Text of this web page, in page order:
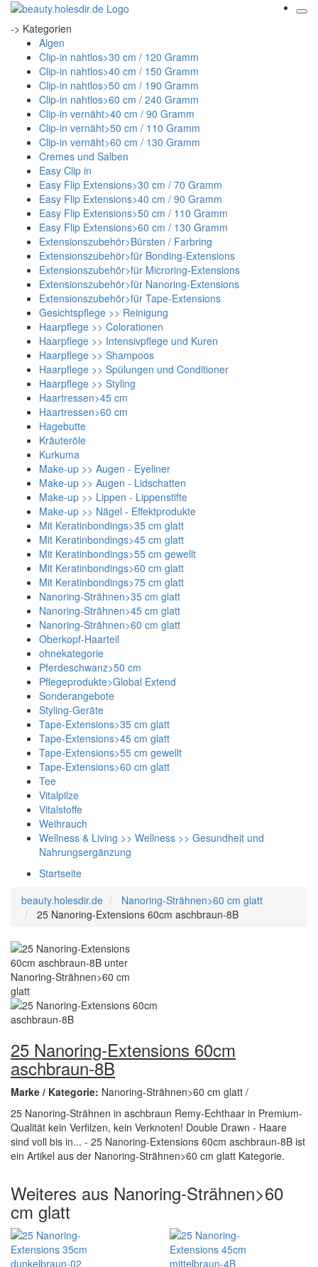
-> Kategorien
Algen
Clip-in nahtlos>30 cm / 120 Gramm
Clip-in nahtlos>40 cm / 150 Gramm
Clip-in nahtlos>50 cm / 190 Gramm
Clip-in nahtlos>60 cm / 240 Gramm
Clip-in vernäht>40 cm / 90 Gramm
Clip-in vernäht>50 cm / 110 Gramm
Clip-in vernäht>60 cm / 130 Gramm
Cremes und Salben
Easy Clip in
Easy Flip Extensions>30 cm / 70 Gramm
Easy Flip Extensions>40 cm / 90 Gramm
Easy Flip Extensions>50 cm / 110 Gramm
Easy Flip Extensions>60 cm / 130 Gramm
Extensionszubehör>Bürsten / Farbring
Extensionszubehör>für Bonding-Extensions
Extensionszubehör>für Microring-Extensions
Extensionszubehör>für Nanoring-Extensions
Extensionszubehör>für Tape-Extensions
Gesichtspflege >> Reinigung
Haarpflege >> Colorationen
Haarpflege >> Intensivpflege und Kuren
Haarpflege >> Shampoos
Haarpflege >> Spülungen und Conditioner
Haarpflege >> Styling
Haartressen>45 cm
Haartressen>60 cm
Hagebutte
Kräuteröle
Kurkuma
Make-up >> Augen - Eyeliner
Make-up >> Augen - Lidschatten
Make-up >> Lippen - Lippenstifte
Make-up >> Nägel - Effektprodukte
Mit Keratinbondings>35 cm glatt
Mit Keratinbondings>45 cm glatt
Mit Keratinbondings>55 cm gewellt
Mit Keratinbondings>60 cm glatt
Mit Keratinbondings>75 cm glatt
Nanoring-Strähnen>35 cm glatt
Nanoring-Strähnen>45 cm glatt
Nanoring-Strähnen>60 cm glatt
Oberkopf-Haarteil
ohnekategorie
Pferdeschwanz>50 cm
Pflegeprodukte>Global Extend
Sonderangebote
Styling-Geräte
Tape-Extensions>35 cm glatt
Tape-Extensions>45 cm glatt
Tape-Extensions>55 cm gewellt
Tape-Extensions>60 cm glatt
Tee
Vitalpilze
Vitalstoffe
Weihrauch
Wellness & Living >> Wellness >> Gesundheit und
Nahrungsergänzung
Startseite
beauty.holesdir.de
Nanoring-Strähnen>60 cm glatt
25 Nanoring-Extensions 60cm aschbraun-8B
25 Nanoring-Extensions 60cm
aschbraun-8B
Marke / Kategorie: Nanoring-Strähnen>60 cm glatt /
25 Nanoring-Strähnen in aschbraun Remy-Echthaar in Premium-
Qualität kein Verfilzen, kein Verknoten! Double Drawn - Haare
sind voll bis in... - 25 Nanoring-Extensions 60cm aschbraun-8B ist
ein Artikel aus der Nanoring-Strähnen>60 cm glatt Kategorie.
Weiteres aus Nanoring-Strähnen>60
cm glatt